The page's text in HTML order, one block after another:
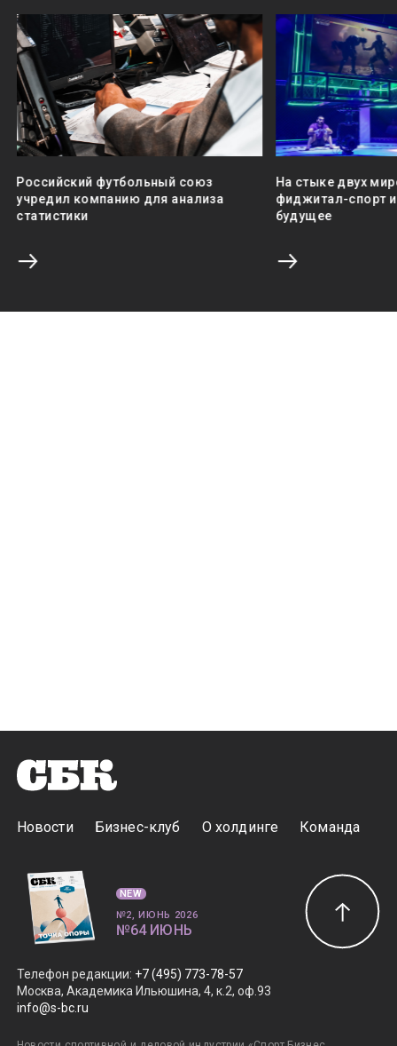
Российский футбольный союз
учредил компанию для анализа
статистики
На стыке двух
фиджитал-спорт
будущее
Новости Бизнес-клуб О холдинге Команда
Телефон редакции: +7 (495) 773-78-57
Москва, Академика Ильюшина, 4, к.2, оф.93
info@s-bc.ru
NEW
№2, ИЮНЬ 2026
№64 ИЮНЬ